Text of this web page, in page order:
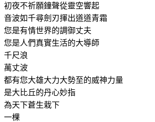
初夜不祈願鐘聲從靈空響起
音波如千尋劍刃揮出道道青霜
您是有情世界的調御丈夫
您是人們真實生活的大導師
千尺浪
萬丈波
都有您大雄大力大勢至的威神力量
是大比丘的丹心妙指
為天下蒼生栽下
一棵